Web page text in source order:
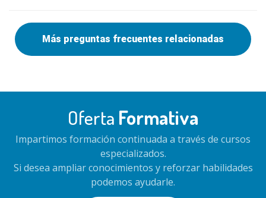
Más preguntas frecuentes relacionadas
Oferta Formativa
Impartimos formación continuada a través de cursos
especializados.
Si desea ampliar conocimientos y reforzar habilidades
podemos ayudarle.